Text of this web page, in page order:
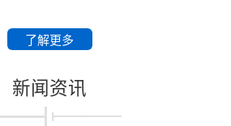
了解更多
新闻资讯